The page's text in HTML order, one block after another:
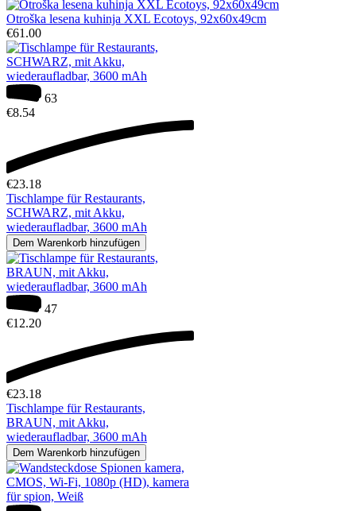
Otroška lesena kuhinja XXL Ecotoys, 92x60x49cm
€61.00
63
€8.54
€23.18
Tischlampe für Restaurants,
SCHWARZ, mit Akku,
wiederaufladbar, 3600 mAh
Dem Warenkorb hinzufügen
47
€12.20
€23.18
Tischlampe für Restaurants,
BRAUN, mit Akku,
wiederaufladbar, 3600 mAh
Dem Warenkorb hinzufügen